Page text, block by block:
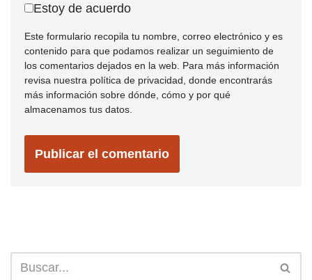
Estoy de acuerdo
Este formulario recopila tu nombre, correo electrónico y es
contenido para que podamos realizar un seguimiento de
los comentarios dejados en la web. Para más información
revisa nuestra política de privacidad, donde encontrarás
más información sobre dónde, cómo y por qué
almacenamos tus datos.